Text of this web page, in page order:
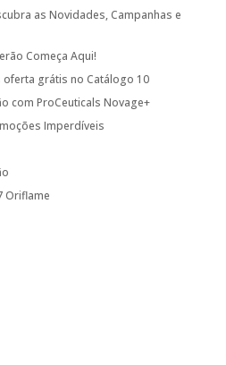
as Novidades, Campanhas e
Começa Aqui!
oferta grátis no Catálogo 10
com ProCeuticals Novage+
Imperdíveis
Oriflame